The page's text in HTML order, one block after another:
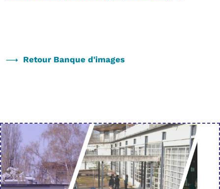
Retour Banque d'images